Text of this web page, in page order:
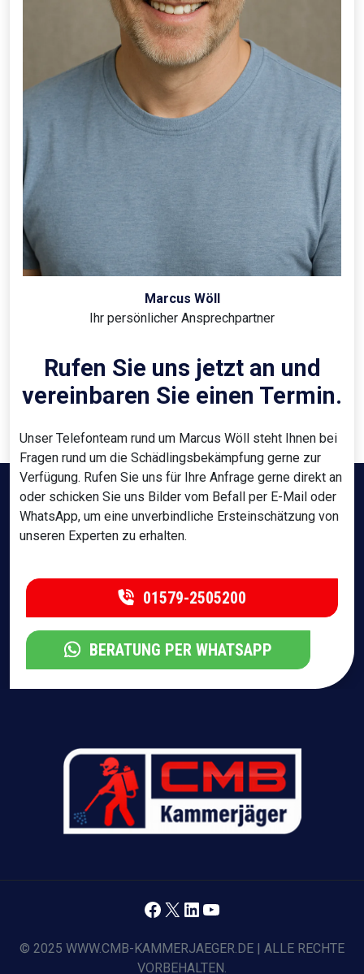
Marcus Wöll
Ihr persönlicher Ansprechpartner
Rufen Sie uns jetzt an und
vereinbaren Sie einen Termin.
Unser Telefonteam rund um Marcus Wöll steht Ihnen bei
Fragen rund um die Schädlingsbekämpfung gerne zur
Verfügung. Rufen Sie uns für Ihre Anfrage gerne direkt an
oder schicken Sie uns Bilder vom Befall per E-Mail oder
WhatsApp, um eine unverbindliche Ersteinschätzung von
unseren Experten zu erhalten.
01579-2505200
BERATUNG PER WHATSAPP
© 2025 WWW.CMB-KAMMERJAEGER.DE | ALLE RECHTE
VORBEHALTEN.
Facebook
X LinkedIn
YouTube